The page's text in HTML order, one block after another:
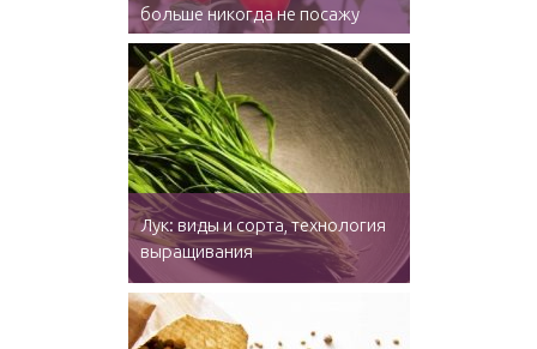
больше никогда не посажу
Лук: виды и сорта, технология
выращивания